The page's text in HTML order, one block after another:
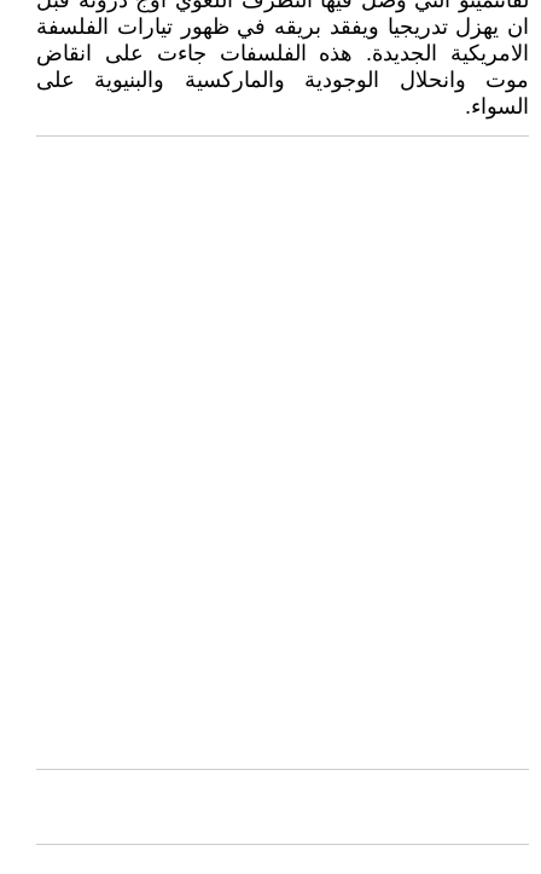
ان يهزل تدريجيا ويفقد بريقه في ظهور تيارات الفلسفة
الامريكية الجديدة. هذه الفلسفات جاءت على انقاض
موت وانحلال الوجودية والماركسية والبنيوية على
السواء.